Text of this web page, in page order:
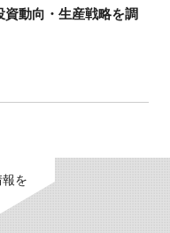
資動向・生産戦略を調
を